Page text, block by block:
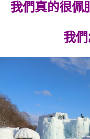
我們真的很佩
我